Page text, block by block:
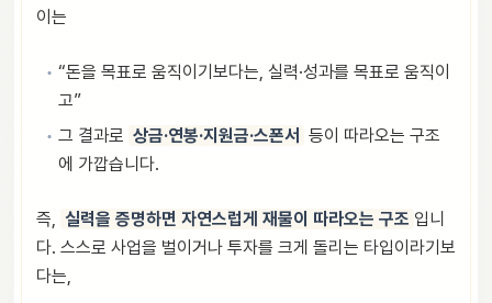
이는
“돈을 목표로 움직이기보다는, 실력·성과를 목표로 움직이
고”
그 결과로 상금·연봉·지원금·스폰서 등이 따라오는 구조
에 가깝습니다.
즉, 실력을 증명하면 자연스럽게 재물이 따라오는 구조 입니
다. 스스로 사업을 벌이거나 투자를 크게 돌리는 타입이라기보
다는,